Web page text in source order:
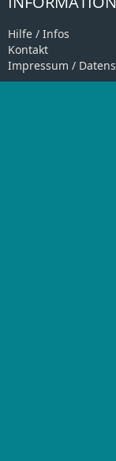
Hilfe / Infos
Kontakt
Impressum /